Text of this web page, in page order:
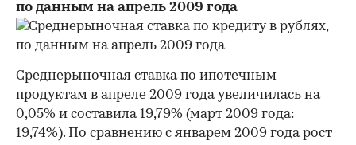
по данным на апрель 2009 года
Среднерыночная ставка по ипотечным
продуктам в апреле 2009 года увеличилась на
0,05% и составила 19,79% (март 2009 года:
19,74%). По сравнению с январем 2009 года рост